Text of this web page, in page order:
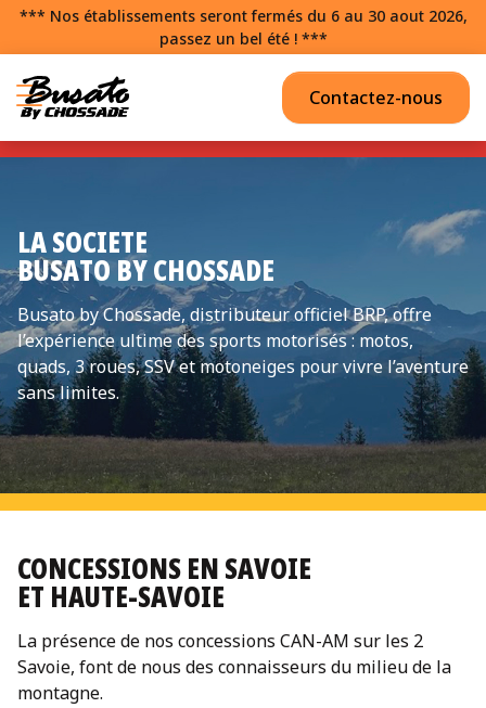
*** Nos établissements seront fermés du 6 au 30 aout 2026,
passez un bel été ! ***
Contactez-nous
LA SOCIETE
BUSATO BY CHOSSADE
Busato by Chossade, distributeur officiel BRP, offre
l’expérience ultime des sports motorisés : motos,
quads, 3 roues, SSV et motoneiges pour vivre l’aventure
sans limites.
CONCESSIONS EN SAVOIE
ET HAUTE-SAVOIE
La présence de nos concessions CAN-AM sur les 2
Savoie, font de nous des connaisseurs du milieu de la
montagne.